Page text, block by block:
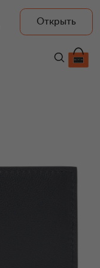
Открыть
42 100 ₽